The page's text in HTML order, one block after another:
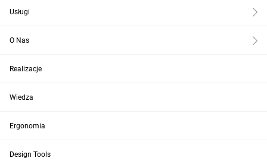
Usługi
O Nas
Realizacje
Wiedza
Ergonomia
Design Tools